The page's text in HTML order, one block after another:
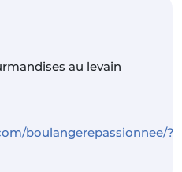
au levain
boulangerepassionnee/?